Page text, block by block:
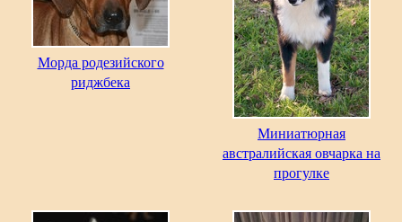
Морда родезийского
риджбека
Миниатюрная
австралийская овчарка на
прогулке